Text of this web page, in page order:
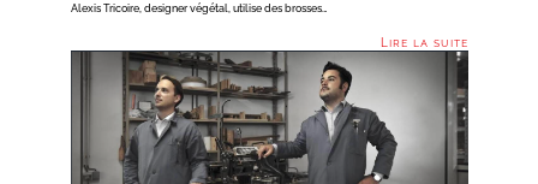
Alexis Tricoire, designer végétal, utilise des brosses…
Lire la suite